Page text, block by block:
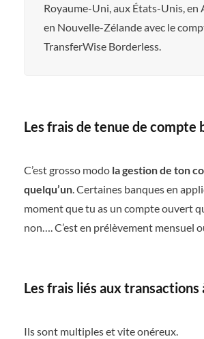
Royaume-Uni, aux États-Unis, en
en Nouvelle-Zélande avec le
TransferWise Borderless.
Les frais de tenue de compte
C’est grosso modo la gestion de ton
quelqu’un. Certaines banques en
moment que tu as un compte ouvert
non…. C’est en prélèvement mensuel
Les frais liés aux transactions
Ils sont multiples et vite onéreux.